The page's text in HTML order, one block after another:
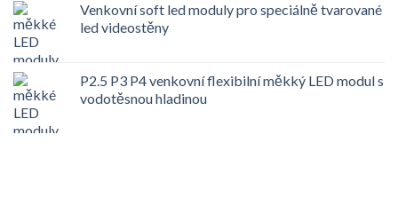
Venkovní soft led moduly pro speciálně tvarované
led videostěny
P2.5 P3 P4 venkovní flexibilní měkký LED modul s
vodotěsnou hladinou